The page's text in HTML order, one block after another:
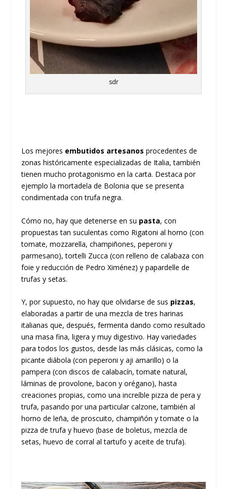
sdr
Los mejores embutidos artesanos procedentes de
zonas históricamente especializadas de Italia, también
tienen mucho protagonismo en la carta. Destaca por
ejemplo la mortadela de Bolonia que se presenta
condimentada con trufa negra.
Cómo no, hay que detenerse en su pasta, con
propuestas tan suculentas como Rigatoni al horno (con
tomate, mozzarella, champiñones, peperoni y
parmesano), tortelli Zucca (con relleno de calabaza con
foie y reducción de Pedro Ximénez) y papardelle de
trufas y setas.
Y, por supuesto, no hay que olvidarse de sus pizzas,
elaboradas a partir de una mezcla de tres harinas
italianas que, después, fermenta dando como resultado
una masa fina, ligera y muy digestivo. Hay variedades
para todos los gustos, desde las más clásicas, como la
picante diábola (con peperoni y aji amarillo) o la
pampera (con discos de calabacín, tomate natural,
láminas de provolone, bacon y orégano), hasta
creaciones propias, como una increíble pizza de pera y
trufa, pasando por una particular calzone, también al
horno de leña, de proscuito, champiñón y tomate o la
pizza de trufa y huevo (base de boletus, mezcla de
setas, huevo de corral al tartufo y aceite de trufa).